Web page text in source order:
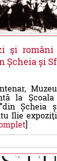
şi
Șcheia și
la Şcoala
Șcheia
Ilie
]